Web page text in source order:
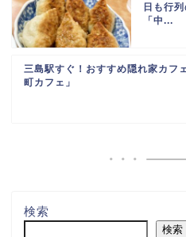
日も行
「中...
三島駅すぐ！おすすめ隠れ家カフ
町カフェ」
検索
検索